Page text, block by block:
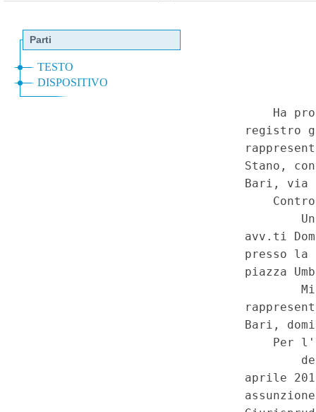
Decreto-legge 10 novembre
modificazioni, nella legge 9
comma 1, secondo periodo.
Serie